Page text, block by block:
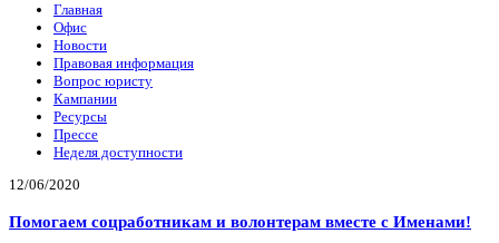
Главная
Офис
Новости
Правовая информация
Вопрос юристу
Кампании
Ресурсы
Прессе
Неделя доступности
12/06/2020
Помогаем соцработникам и волонтерам вместе с Именами!